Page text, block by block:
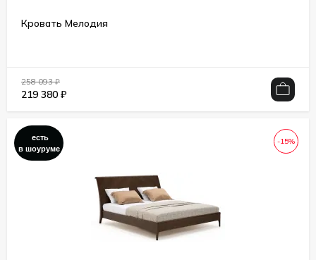
Кровать Мелодия
258 093₽
219 380 ₽
-15%
есть
в шоуруме